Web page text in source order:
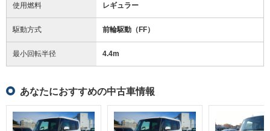
使用燃料 レギュラー
駆動方式 前輪駆動（FF）
最小回転半径 4.4m
あなたにおすすめの中古車情報